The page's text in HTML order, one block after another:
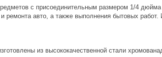
с присоединительным размером 1/4
авто, а также выполнения бытовых работ.
из высококачественной стали